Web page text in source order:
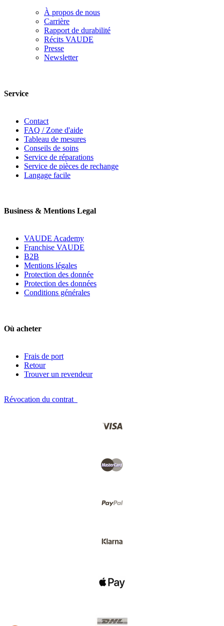
À propos de nous
Carrière
Rapport de durabilité
Récits VAUDE
Presse
Newsletter
Service
Contact
FAQ / Zone d'aide
Tableau de mesures
Conseils de soins
Service de réparations
Service de pièces de rechange
Langage facile
Business & Mentions Legal
VAUDE Academy
Franchise VAUDE
B2B
Mentions légales
Protection des donnée
Protection des données
Conditions générales
Où acheter
Frais de port
Retour
Trouver un revendeur
Révocation du contrat